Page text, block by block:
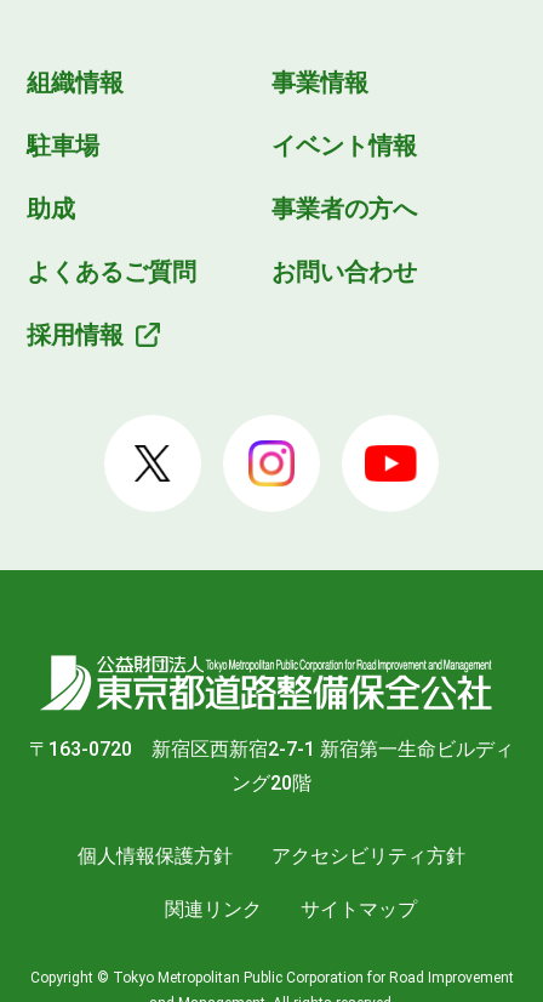
組織情報 事業情報
駐車場 イベント情報
助成 事業者の方へ
よくあるご質問 お問い合わせ
採用情報
〒163-0720 新宿区西新宿2-7-1 新宿第一生命ビルディ
ング20階
個人情報保護方針 アクセシビリティ方針
関連リンク サイトマップ
Copyright © Tokyo Metropolitan Public Corporation for Road Improvement